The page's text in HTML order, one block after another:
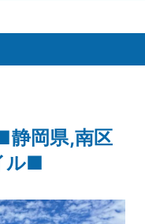
静岡県,南区
ル■